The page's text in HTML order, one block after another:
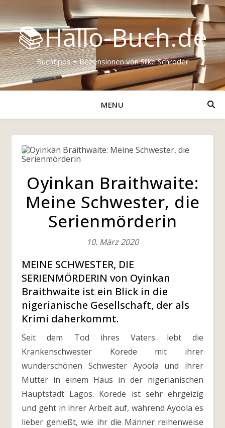
📚Hallo-Buch.de
Buchtipps + Rezensionen von Silke Schröder
MENU
Oyinkan Braithwaite:
Meine Schwester, die
Serienmörderin
10. März 2020
MEINE SCHWESTER, DIE
SERIENMÖRDERIN von Oyinkan
Braithwaite ist ein Blick in die
nigerianische Gesellschaft, der als
Krimi daherkommt.
Seit dem Tod ihres Vaters lebt die
Krankenschwester Korede mit ihrer
wunderschönen Schwester Ayoola und ihrer
Mutter in einem Haus in der nigerianischen
Hauptstadt Lagos. Korede ist sehr ehrgeizig
und geht in ihrer Arbeit auf, während Ayoola es
lieber genießt, wie ihr die Männer reihenweise